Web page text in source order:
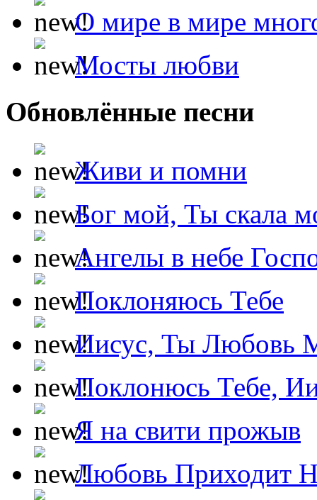
О мире в мире
Мосты любви
Обновлённые песни
Живи и помни
Бог мой, Ты скала
Ангелы в небе
Поклоняюсь Тебе
Иисус, Ты Любовь
Поклонюсь Тебе,
Я на свити прожыв
Любовь Приходит